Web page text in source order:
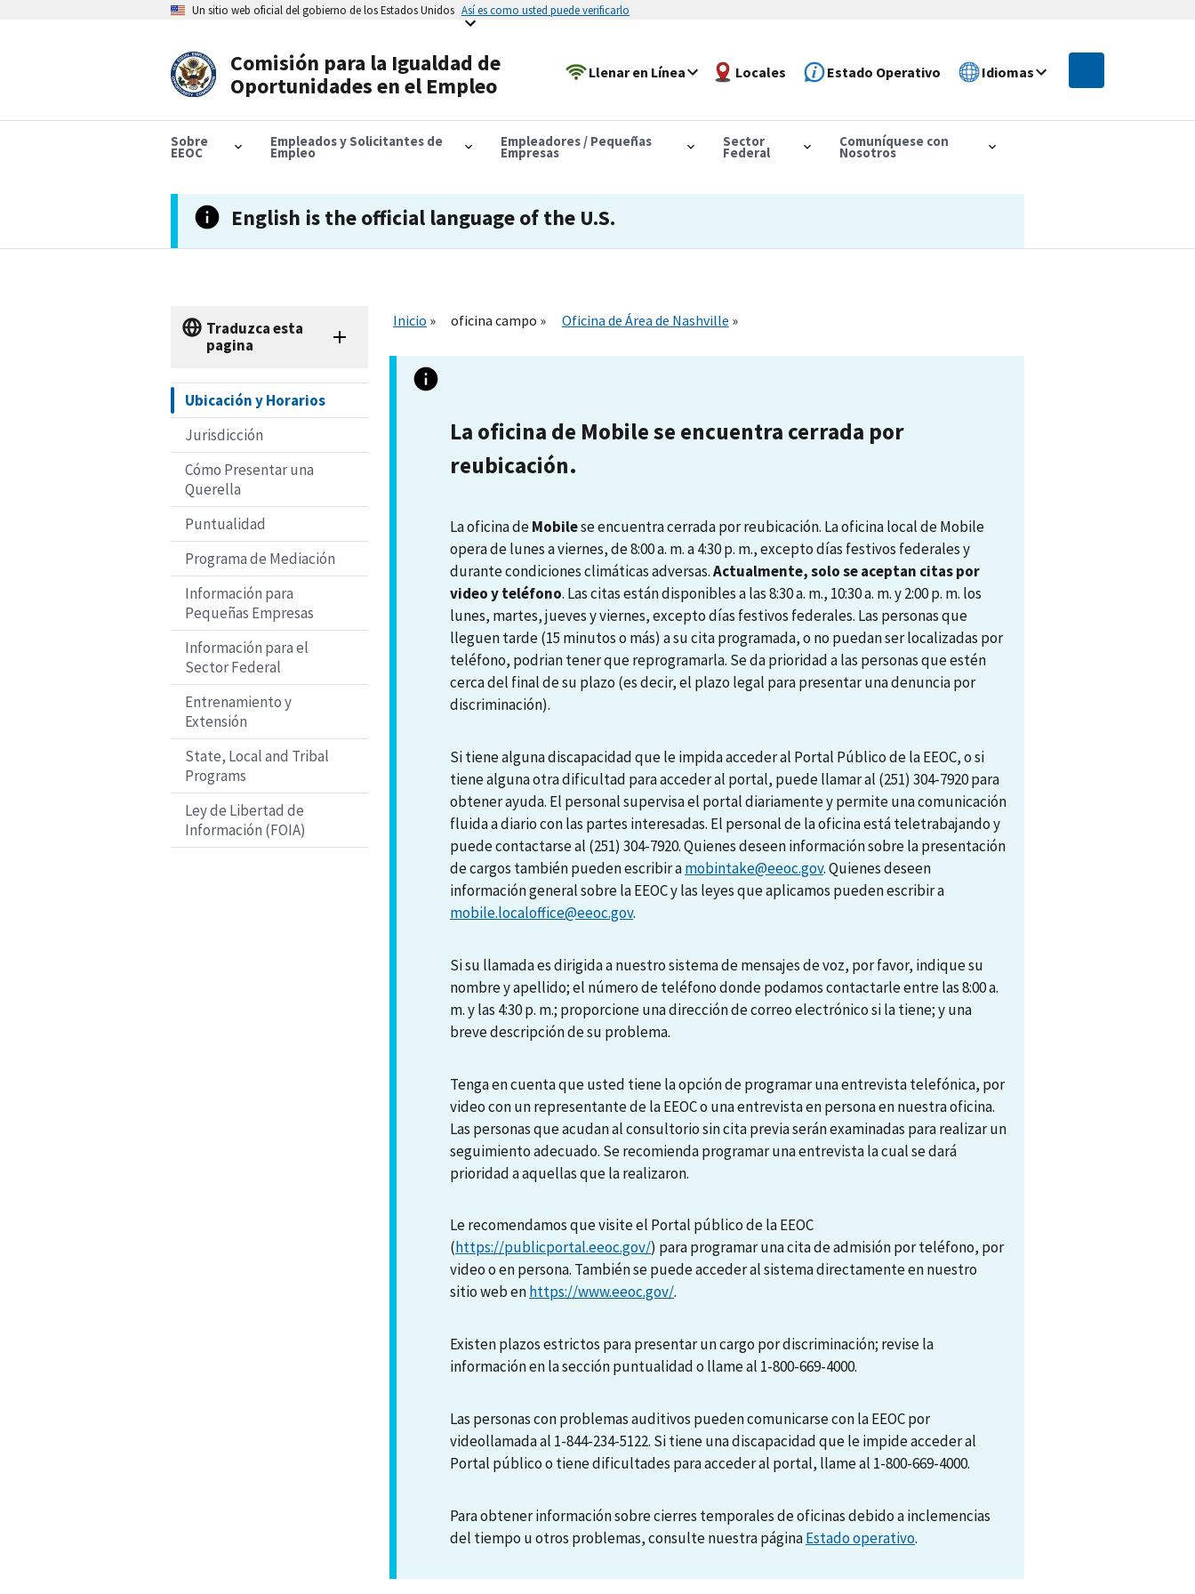
Un sitio web oficial del gobierno de los Estados Unidos Así es como usted puede verificarlo
Comisión para la Igualdad de
Oportunidades en el Empleo
Llenar en Línea Locales Estado Operativo Idiomas
Sobre
EEOC
Empleados y Solicitantes de
Empleo
Empleadores / Pequeñas
Empresas
Sector
Federal
Comuníquese con
Nosotros
English is the official language of the U.S.
Traduzca esta
pagina
Ubicación y Horarios
Jurisdicción
Cómo Presentar una
Querella
Puntualidad
Programa de Mediación
Información para
Pequeñas Empresas
Información para el
Sector Federal
Entrenamiento y
Extensión
State, Local and Tribal
Programs
Ley de Libertad de
Información (FOIA)
Inicio oficina campo Oficina de Área de Nashville
La oficina de Mobile se encuentra cerrada por
reubicación.
La oficina deMobilese encuentra cerrada por reubicación. La oficina local de Mobile
opera de lunes a viernes, de 8:00 a. m. a 4:30 p. m., excepto días festivos federales y
durante condiciones climáticas adversas.Actualmente, solo se aceptan citas por
video y teléfono. Las citas están disponibles a las 8:30 a. m., 10:30 a. m. y 2:00 p. m. los
lunes, martes, jueves y viernes, excepto días festivos federales. Las personas que
lleguen tarde (15 minutos o más) a su cita programada, o no puedan ser localizadas por
teléfono, podrian tener que reprogramarla. Se da prioridad a las personas que estén
cerca del final de su plazo (es decir, el plazo legal para presentar una denuncia por
discriminación).
Si tiene alguna discapacidad que le impida acceder al Portal Público de la EEOC, o si
tiene alguna otra dificultad para acceder al portal, puede llamar al (251) 304-7920 para
obtener ayuda. El personal supervisa el portal diariamente y permite una comunicación
fluida a diario con las partes interesadas. El personal de la oficina está teletrabajando y
puede contactarse al (251) 304-7920. Quienes deseen información sobre la presentación
de cargos también pueden escribir amobintake@eeoc.gov. Quienes deseen
información general sobre la EEOC y las leyes que aplicamos pueden escribir a
mobile.localoffice@eeoc.gov.
Si su llamada es dirigida a nuestro sistema de mensajes de voz, por favor, indique su
nombre y apellido; el número de teléfono donde podamos contactarle entre las 8:00 a.
m. y las 4:30 p. m.; proporcione una dirección de correo electrónico si la tiene; y una
breve descripción de su problema.
Tenga en cuenta que usted tiene la opción de programar una entrevista telefónica, por
video con un representante de la EEOC o una entrevista en persona en nuestra oficina.
Las personas que acudan al consultorio sin cita previa serán examinadas para realizar un
seguimiento adecuado. Se recomienda programar una entrevista la cual se dará
prioridad a aquellas que la realizaron.
Le recomendamos que visite el Portal público de la EEOC
(https://publicportal.eeoc.gov/) para programar una cita de admisión por teléfono, por
video o en persona. También se puede acceder al sistema directamente en nuestro
sitio web enhttps://www.eeoc.gov/.
Existen plazos estrictos para presentar un cargo por discriminación; revise la
información en la sección puntualidad o llame al 1-800-669-4000.
Las personas con problemas auditivos pueden comunicarse con la EEOC por
videollamada al 1-844-234-5122. Si tiene una discapacidad que le impide acceder al
Portal público o tiene dificultades para acceder al portal, llame al 1-800-669-4000.
Para obtener información sobre cierres temporales de oficinas debido a inclemencias
del tiempo u otros problemas, consulte nuestra páginaEstado operativo.